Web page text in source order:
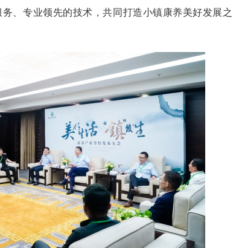
、专业领先的技术 ，共同打造小镇康养美好发展之